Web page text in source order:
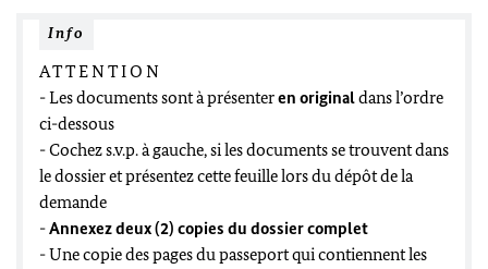
Info
A T T E N T I O N
- Les documents sont à présenteren originaldans l’ordre
ci-dessous
- Cochez s.v.p. à gauche, si les documents se trouvent dans
le dossier et présentez cette feuille lors du dépôt de la
demande
-Annexez deux (2) copies du dossier complet
- Une copie des pages du passeport qui contiennent les